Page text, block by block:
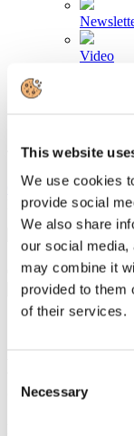
This website
We use cookies
provide social
We also share
our social media,
may combine it
provided to them
of their services.
Selection
Necessary
Video
Tel. +39 320 57 80
Email
Come aderire
Login
Cerca...
air, 68,1